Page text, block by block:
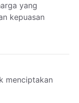
yang
kepuasan
menciptakan